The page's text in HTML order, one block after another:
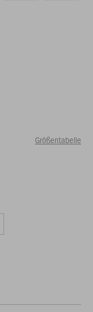
Größentabelle